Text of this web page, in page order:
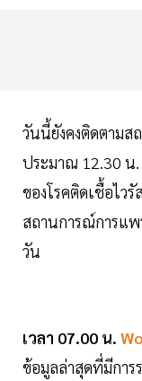
วันนี้ยังคงติดตามส
ประมาณ 12.30 น
ของโรคติดเชื้อไว
สถานการณ์การแพ
วัน
เวลา 07.00 น.
ข้อมูลล่าสุดที่มีการ